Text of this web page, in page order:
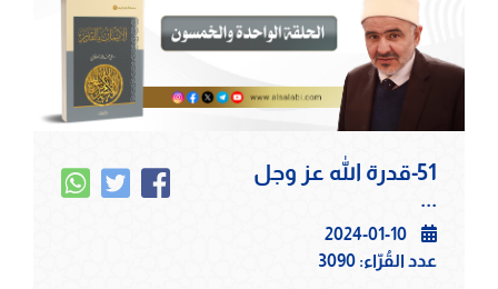
51-قدرة الله عز وجل
...
2024-01-10
عدد القُرّاء: 3090